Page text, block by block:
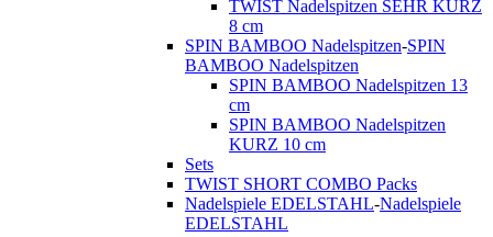
TWIST Nadelspitzen SEHR KURZ
8 cm
SPIN BAMBOO Nadelspitzen-SPIN
BAMBOO Nadelspitzen
SPIN BAMBOO Nadelspitzen 13
cm
SPIN BAMBOO Nadelspitzen
KURZ 10 cm
Sets
TWIST SHORT COMBO Packs
Nadelspiele EDELSTAHL-Nadelspiele
EDELSTAHL